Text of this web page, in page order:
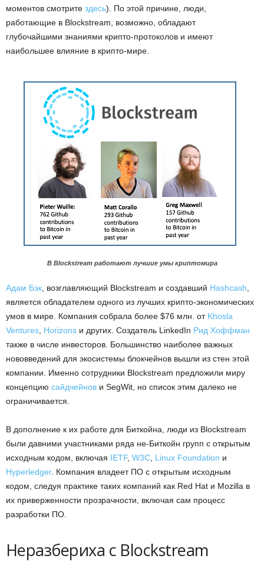
моментов смотрите здесь). По этой причине, люди,
работающие в Blockstream, возможно, обладают
глубочайшими знаниями крипто-протоколов и имеют
наибольшее влияние в крипто-мире.
В Blockstream работают лучшие умы криптомира
Адам Бэк , возглавляющий Blockstream и создавший Hashcash
является обладателем одного из лучших крипто-экономических
умов в мире. Компания собрала более $76 млн. от Khosla
Ventures Horizons и других. Создатель LinkedIn Рид Хоффман
также в числе инвесторов. Большинство наиболее важных
нововведений для экосистемы блокчейнов вышли из стен этой
компании. Именно сотрудники Blockstream предложили миру
концепцию сайдчейнов и SegWit, но список этим далеко не
ограничивается.
В дополнение к их работе для Биткойна, люди из Blockstream
были давними участниками ряда не-Биткойн групп с открытым
исходным кодом, включая IETF, W3C Linux Foundation и
Hyperledger. Компания владеет ПО с открытым исходным
кодом, следуя практике таких компаний как Red Hat и Mozilla в
их приверженности прозрачности, включая сам процесс
разработки ПО.
Неразбериха с Blockstream